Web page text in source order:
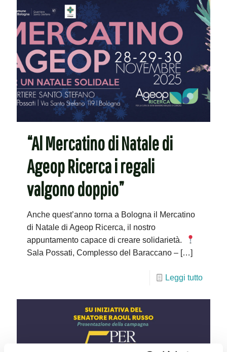
“Al Mercatino di Natale di
Ageop Ricerca i regali
valgono doppio”
Anche quest’anno torna a Bologna il Mercatino
di Natale di Ageop Ricerca, il nostro
appuntamento capace di creare solidarietà.
Sala Possati, Complesso del Baraccano – […]
Leggi tutto